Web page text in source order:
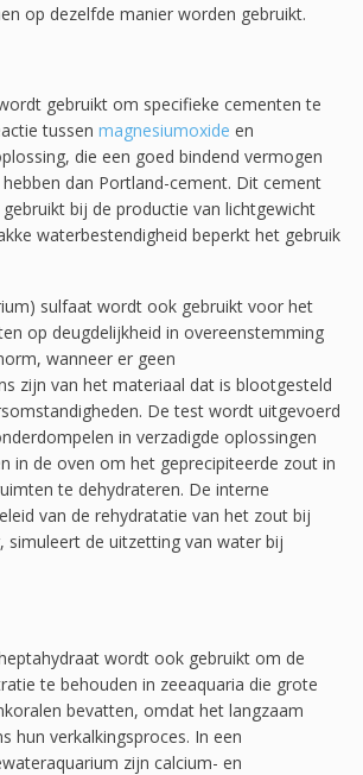
op dezelfde manier worden gebruikt.
gebruikt om specifieke cementen te
tussen magnesiumoxide en
die een goed bindend vermogen
dan Portland-cement. Dit cement
bij de productie van lichtgewicht
waterbestendigheid beperkt het gebruik
sulfaat wordt ook gebruikt voor het
op deugdelijkheid in overeenstemming
wanneer er geen
zijn van het materiaal dat is blootgesteld
De test wordt uitgevoerd
in verzadigde oplossingen
in de oven om het geprecipiteerde zout in
te dehydrateren. De interne
van de rehydratatie van het zout bij
simuleert de uitzetting van water bij
wordt ook gebruikt om de
te behouden in zeeaquaria die grote
bevatten, omdat het langzaam
hun verkalkingsproces. In een
zijn calcium- en